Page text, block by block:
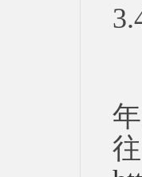
年